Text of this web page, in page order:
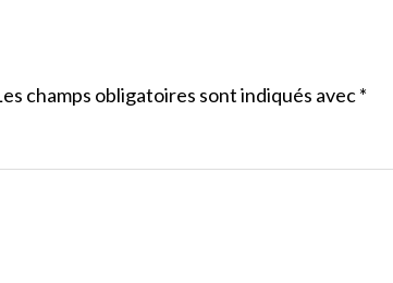
champs obligatoires sont indiqués avec*